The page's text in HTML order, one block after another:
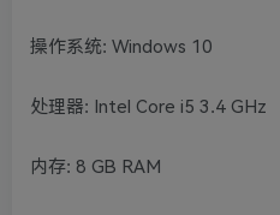
操作系统: Windows 10
处理器: Intel Core i5 3.4 GHz
内存: 8 GB RAM